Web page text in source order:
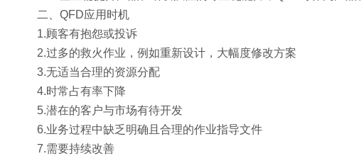
二、QFD应用时机
1.顾客有抱怨或投诉
2.过多的救火作业，例如重新设计，大幅度修改方案
3.无适当合理的资源分配
4.时常占有率下降
5.潜在的客户与市场有待开发
6.业务过程中缺乏明确且合理的作业指导文件
7.需要持续改善